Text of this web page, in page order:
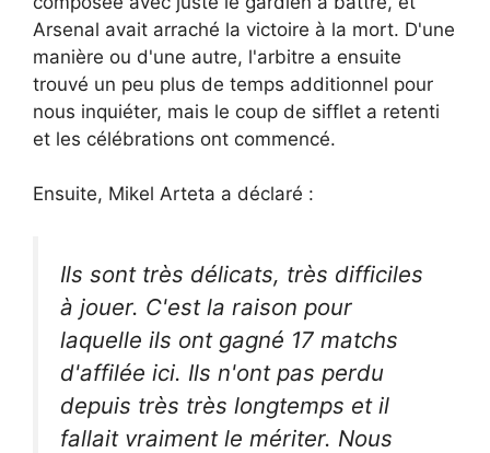
Arsenal avait arraché la victoire à la mort. D'une
manière ou d'une autre, l'arbitre a ensuite
trouvé un peu plus de temps additionnel pour
nous inquiéter, mais le coup de sifflet a retenti
et les célébrations ont commencé.
Ensuite, Mikel Arteta a déclaré :
Ils sont très délicats, très difficiles
à jouer. C'est la raison pour
laquelle ils ont gagné 17 matchs
d'affilée ici. Ils n'ont pas perdu
depuis très très longtemps et il
fallait vraiment le mériter. Nous